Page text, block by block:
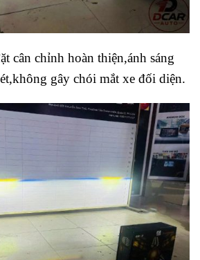
cân chỉnh hoàn thiện,ánh sáng
gây chói mắt xe đối diện.